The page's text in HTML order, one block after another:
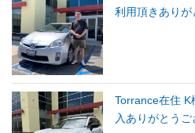
利用頂きあり
Torrance在住 K
入ありがとうご